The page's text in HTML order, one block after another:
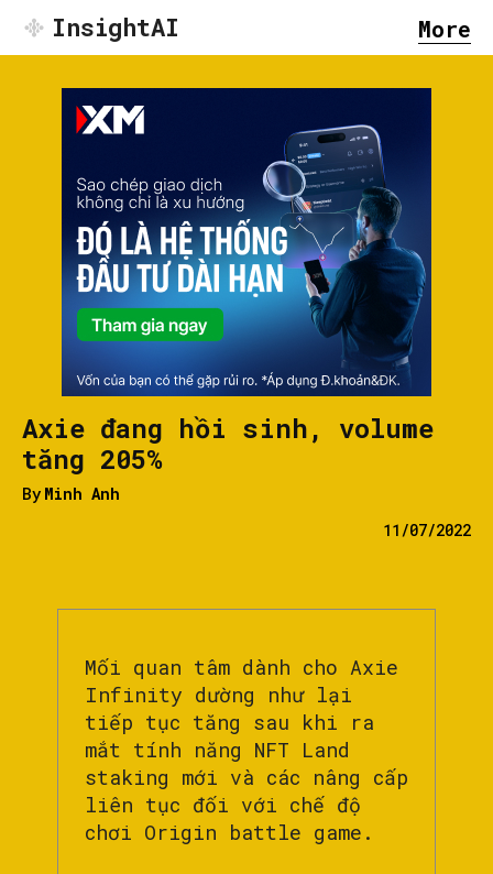
InsightAI More
Axie đang hồi sinh, volume
tăng 205%
By Minh Anh
11/07/2022
Mối quan tâm dành cho Axie
Infinity dường như lại
tiếp tục tăng sau khi ra
mắt tính năng NFT Land
staking mới và các nâng cấp
liên tục đối với chế độ
chơi Origin battle game.